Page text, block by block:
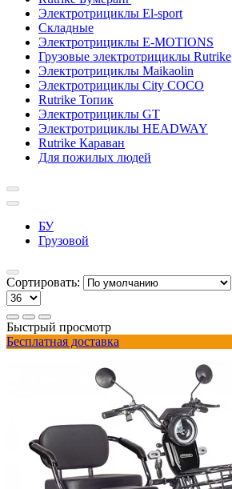
Электротрициклы El-sport
Складные
Электротрициклы E-MOTIONS
Грузовые электротрициклы Rutrike
Электротрициклы Maikaolin
Электротрициклы City COCO
Rutrike Топик
Электротрициклы GT
Электротрициклы HEADWAY
Rutrike Караван
Для пожилых людей
БУ
Грузовой
Сортировать:
Быстрый просмотр
Бесплатная доставка